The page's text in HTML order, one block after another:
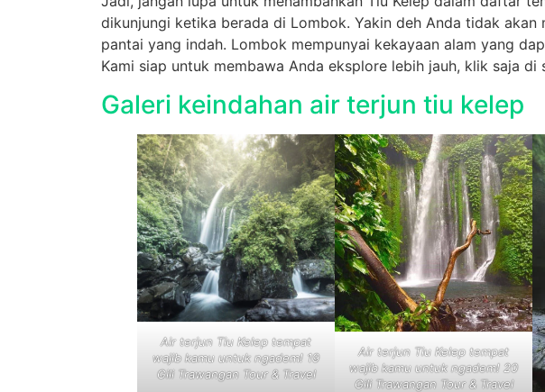
dikunjungi ketika berada di Lombok. Yakin deh Anda tidak akan
pantai yang indah. Lombok mempunyai kekayaan alam yang
Kami siap untuk membawa Anda eksplore lebih jauh, klik saja di
Galeri keindahan air terjun tiu kelep
Air terjun Tiu Kelep tempat
wajib kamu untuk ngadem! 19
Gili Trawangan Tour & Travel
Air terjun Tiu Kelep tempat
wajib kamu untuk ngadem! 20
Gili Trawangan Tour & Travel